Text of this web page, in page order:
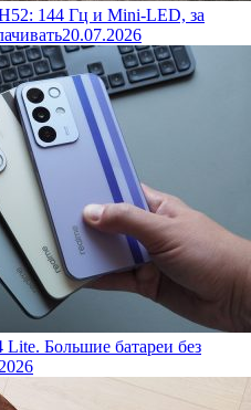
144 Гц и Mini-LED, за
20.07.2026
Lite. Большие батареи без